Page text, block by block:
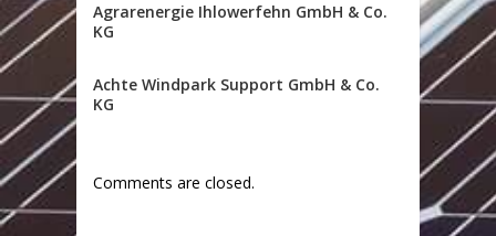
Agrarenergie Ihlowerfehn GmbH & Co.
KG
Achte Windpark Support GmbH & Co.
KG
Comments are closed.